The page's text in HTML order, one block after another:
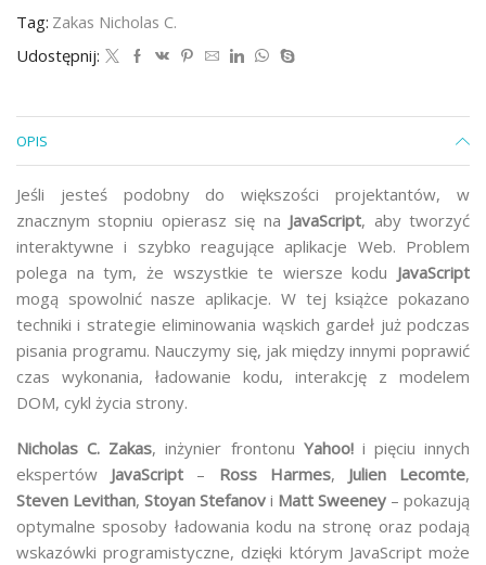
Tag: Zakas Nicholas C.
Udostępnij:
OPIS
Jeśli jesteś podobny do większości projektantów, w
znacznym stopniu opierasz się na JavaScript, aby tworzyć
interaktywne i szybko reagujące aplikacje Web. Problem
polega na tym, że wszystkie te wiersze kodu JavaScript
mogą spowolnić nasze aplikacje. W tej książce pokazano
techniki i strategie eliminowania wąskich gardeł już podczas
pisania programu. Nauczymy się, jak między innymi poprawić
czas wykonania, ładowanie kodu, interakcję z modelem
DOM, cykl życia strony.
Nicholas C. Zakas, inżynier frontonu Yahoo!i pięciu innych
ekspertów JavaScript – Ross Harmes, Julien Lecomte,
Steven Levithan, Stoyan Stefanov i Matt Sweeney – pokazują
optymalne sposoby ładowania kodu na stronę oraz podają
wskazówki programistyczne, dzięki którym JavaScript może